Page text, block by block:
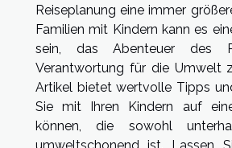
Reiseplanung eine immer
Familien mit Kindern kann es
sein, das Abenteuer des
Verantwortung für die Umwelt
Artikel bietet wertvolle Tipps
Sie mit Ihren Kindern auf
können, die sowohl